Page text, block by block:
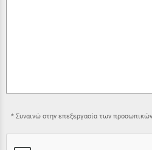
Συναινώ στην επεξεργασία των